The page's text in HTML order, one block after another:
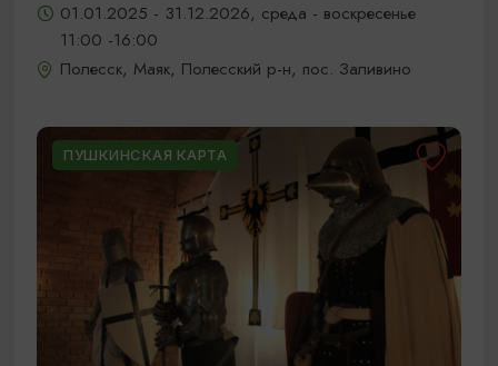
01.01.2025 - 31.12.2026, среда - воскресенье
11:00 -16:00
Полесск, Маяк, Полесский р-н, пос. Заливино
ПУШКИНСКАЯ КАРТА